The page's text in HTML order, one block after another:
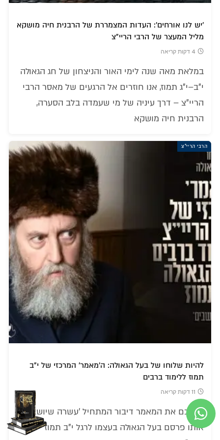
'יש לנו אורחים': העדות המצמררת של הרבנית חיה מושקא
מליל המעצר של הרבי הריי"צ
4 דקות קריאה
במלאת מאה שנה לימי האור והניצחון של חג הגאולה
י"ב–י"ג תמוז, אנו חוזרים אל הרגעים של מאסר הרבי
הריי"צ – דרך עיניה של מי שעמדה בלב הסערה,
הרבנית חיה מושקא
הרבי הריי"צ
להיות שלוחו של בעל הגאולה: ה'מאמר' המרכזי של י"ב
תמוז ללימוד ברבים
11 דקות קריאה
לפניכם את המאמר דיבור המתחיל 'עשרה שיושבים',
אותו פרסם בעל הגאולה בעצמו לרגל י"ב תמוז